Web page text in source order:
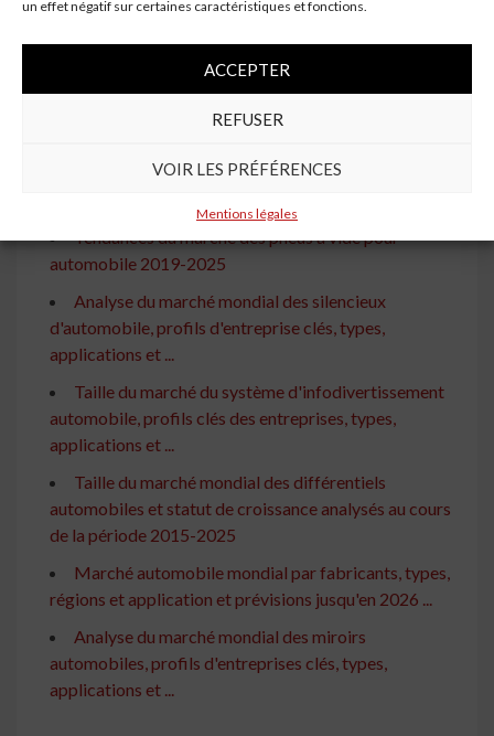
un effet négatif sur certaines caractéristiques et fonctions.
ACCEPTER
REFUSER
VOIR LES PRÉFÉRENCES
Mentions légales
profils clés des entreprises, types, applications et
prévisions à ...
Marché des freins automobiles par analyse des
Scénario actuel et perspectives de croissance,
Tendances du marché des pneus à vide pour
automobile 2019-2025
Analyse du marché mondial des silencieux
d'automobile, profils d'entreprise clés, types,
applications et ...
Taille du marché du système d'infodivertissement
automobile, profils clés des entreprises, types,
applications et ...
Taille du marché mondial des différentiels
automobiles et statut de croissance analysés au cours
de la période 2015-2025
Marché automobile mondial par fabricants, types,
régions et application et prévisions jusqu'en 2026 ...
Analyse du marché mondial des miroirs
automobiles, profils d'entreprises clés, types,
applications et ...